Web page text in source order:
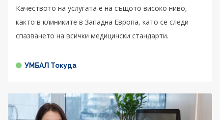
Качеството на услугата е на същото високо ниво,
както в клиниките в Западна Европа, като се следи
спазването на всички медицински стандарти.
УМБАЛ Токуда